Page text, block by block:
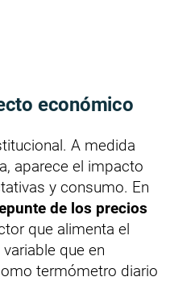
económico
A medida
aparece el impacto
y consumo. En
de los precios
que alimenta el
que en
termómetro diario